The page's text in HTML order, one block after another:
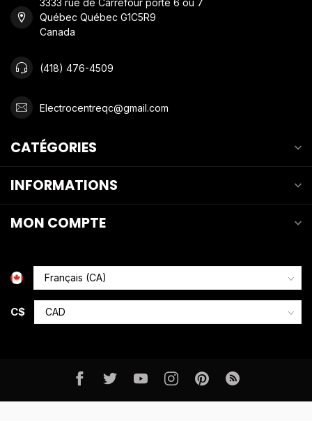
3333 rue de Carrefour porte 6 ou 7
Québec Québec G1C5R9
Canada
(418) 476-4509
Electrocentreqc@gmail.com
CATÉGORIES
INFORMATIONS
MON COMPTE
C$